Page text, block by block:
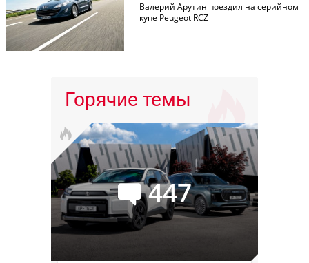
Валерий Арутин поездил на серийном
купе Peugeot RCZ
Горячие темы
447